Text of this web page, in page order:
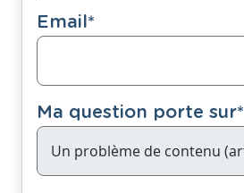
Email*
Ma question porte sur*